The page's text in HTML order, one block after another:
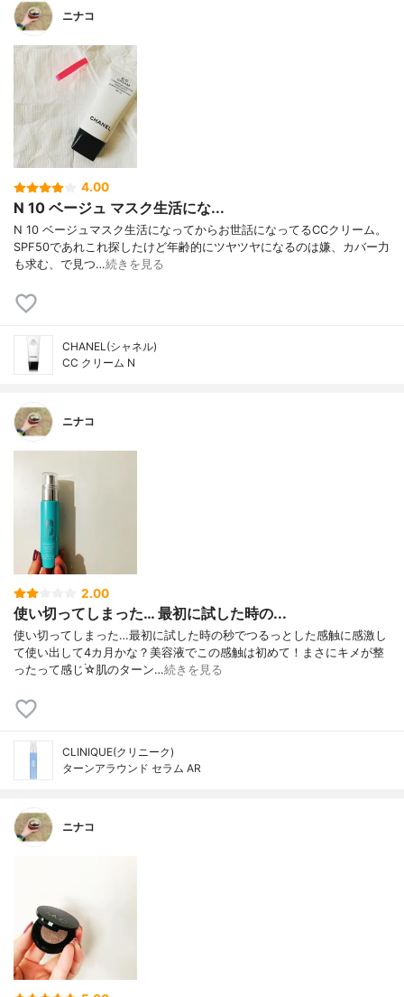
ニナコ
4.00
N 10 ベージュ マスク生活にな...
N 10 ベージュマスク生活になってからお世話になってるCCクリーム。
SPF50であれこれ探したけど年齢的にツヤツヤになるのは嫌、カバー力
も求む、で見つ…続きを見る
CHANEL(シャネル)
CC クリーム N
ニナコ
2.00
使い切ってしまった… 最初に試した時の...
使い切ってしまった…最初に試した時の秒でつるっとした感触に感激し
て使い出して4カ月かな？美容液でこの感触は初めて！まさにキメが整
ったって感じ۬☆肌のターン…続きを見る
CLINIQUE(クリニーク)
ターンアラウンド セラム AR
ニナコ